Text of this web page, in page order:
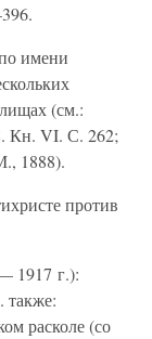
имени
(см.:
Кн. VI. С. 262;
1888).
против
1917 г.):
также:
расколе (со